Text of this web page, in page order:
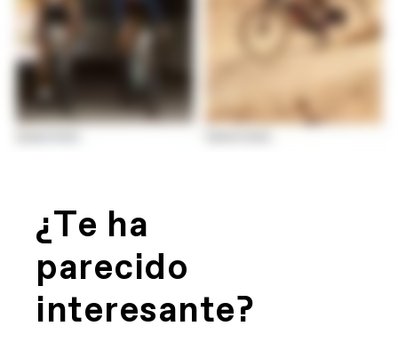
¿Te ha
parecido
interesante?